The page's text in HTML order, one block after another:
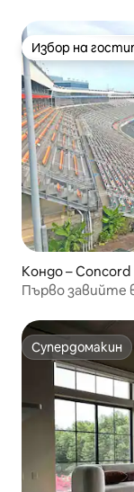
Избор на
Избор на
Кондо – Concord
Първо завийте
Супердомакин
Супердомакин